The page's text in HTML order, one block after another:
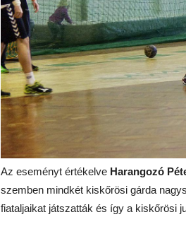
Az eseményt értékelve Harangozó
szemben mindkét kiskőrösi gárda
fiataljaikat játszatták és így a kiskőrösi